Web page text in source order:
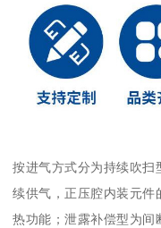
按进气方式分为持续吹扫
续供气，正压腔内装元件
热功能；泄露补偿型为间